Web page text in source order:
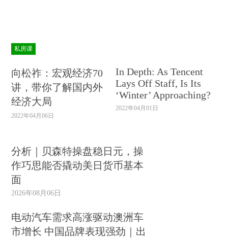
私房课
向松祚：宏观经济70
讲，带你了解国内外
经济大局
2022年04月06日
In Depth: As Tencent
Lays Off Staff, Is Its
‘Winter’ Approaching?
2022年04月01日
分析｜贝森特操盘稳日元，操
作巧思能否撬动美日货币基本
面
2026年08月06日
电动汽车需求高涨驱动澳洲车
市增长 中国品牌表现强劲｜出